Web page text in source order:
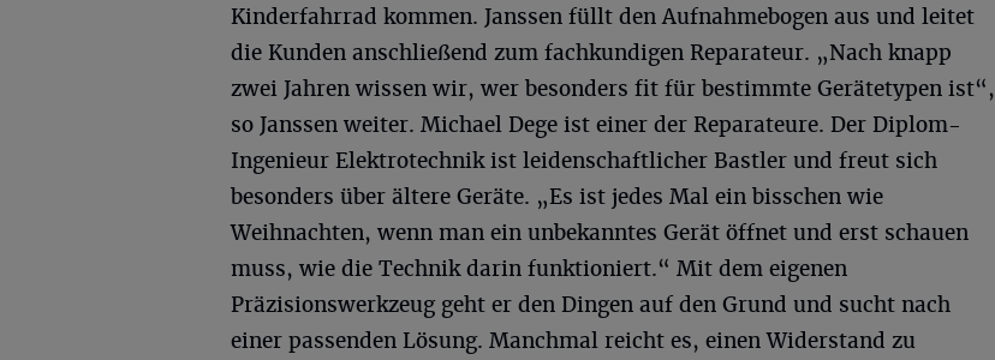
Kinderfahrrad kommen. Janssen füllt den Aufnahmebogen aus und leitet
die Kunden anschließend zum fachkundigen Reparateur. „Nach knapp
zwei Jahren wissen wir, wer besonders fit für bestimmte Gerätetypen ist“,
so Janssen weiter. Michael Dege ist einer der Reparateure. Der Diplom-
Ingenieur Elektrotechnik ist leidenschaftlicher Bastler und freut sich
besonders über ältere Geräte. „Es ist jedes Mal ein bisschen wie
Weihnachten, wenn man ein unbekanntes Gerät öffnet und erst schauen
muss, wie die Technik darin funktioniert.“ Mit dem eigenen
Präzisionswerkzeug geht er den Dingen auf den Grund und sucht nach
einer passenden Lösung. Manchmal reicht es, einen Widerstand zu